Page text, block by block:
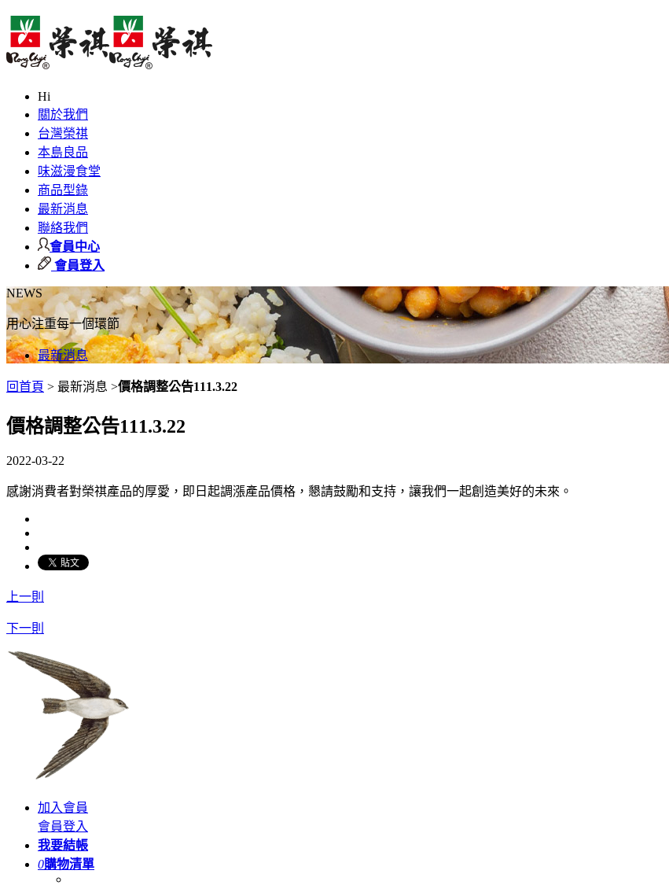
Hi
關於我們
台灣榮祺
本島良品
味滋漫食堂
商品型錄
最新消息
聯絡我們
會員中心
會員登入
NEWS
用心注重每一個環節
最新消息
回首頁 > 最新消息 >價格調整公告111.3.22
價格調整公告111.3.22
2022-03-22
感謝消費者對榮祺產品的厚愛，即日起調漲產品價格，懇請鼓勵和支持，讓我們一起創造美好的未來。
上一則
下一則
加入會員
會員登入
我要結帳
0購物清單